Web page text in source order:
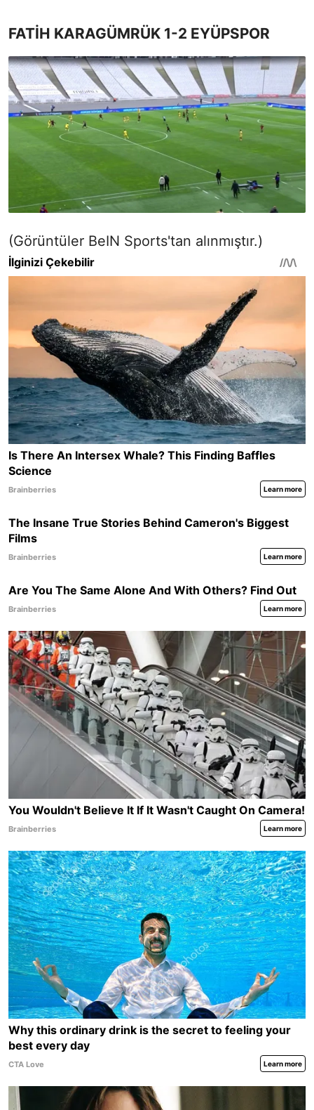
FATİH KARAGÜMRÜK 1-2 EYÜPSPOR
(Görüntüler BeIN Sports'tan alınmıştır.)